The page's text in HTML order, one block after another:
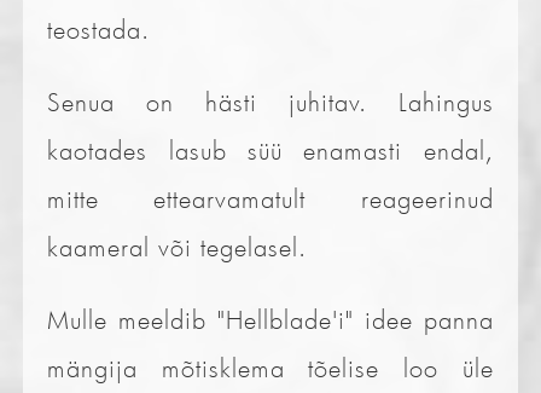
teostada.
Senua on hästi juhitav. Lahingus
kaotades lasub süü enamasti endal,
mitte ettearvamatult reageerinud
kaameral või tegelasel.
Mulle meeldib "Hellblade'i" idee panna
mängija mõtisklema tõelise loo üle